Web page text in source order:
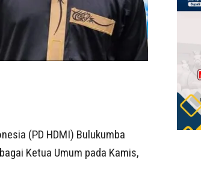
(PD HDMI) Bulukumba
Ketua Umum pada Kamis,